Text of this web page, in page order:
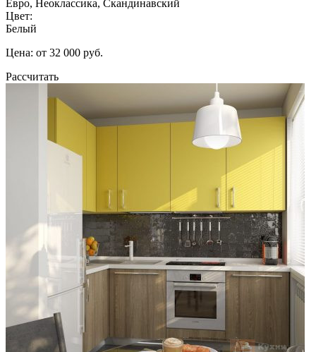
Евро, Неоклассика, Скандинавский
Цвет:
Белый
Цена: от 32 000 руб.
Рассчитать